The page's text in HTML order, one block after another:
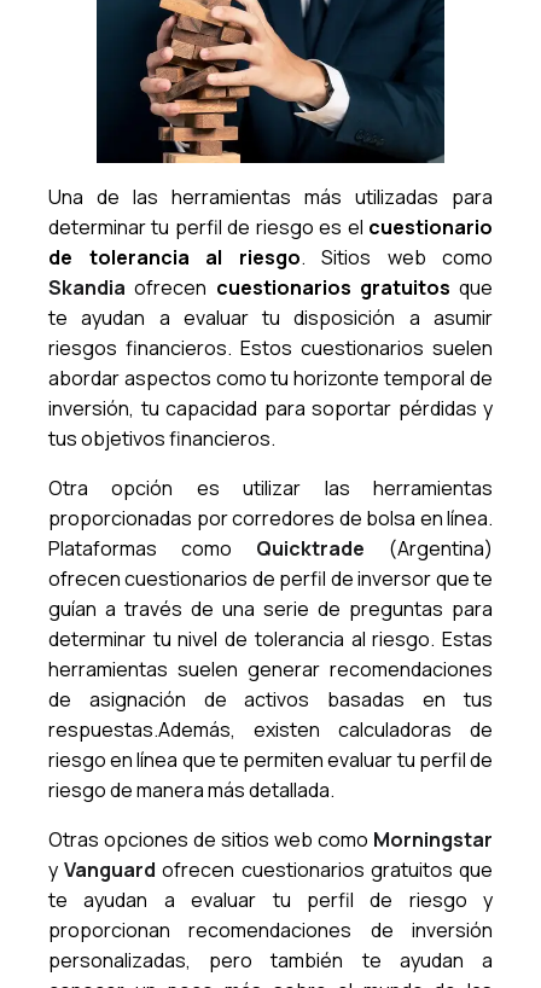
Una de las herramientas más utilizadas para
determinar tu perfil de riesgo es el cuestionario
de tolerancia al riesgo. Sitios web como
Skandia ofrecen cuestionarios gratuitos que
te ayudan a evaluar tu disposición a asumir
riesgos financieros. Estos cuestionarios suelen
abordar aspectos como tu horizonte temporal de
inversión, tu capacidad para soportar pérdidas y
tus objetivos financieros.
Otra opción es utilizar las herramientas
proporcionadas por corredores de bolsa en línea.
Plataformas como Quicktrade (Argentina)
ofrecen cuestionarios de perfil de inversor que te
guían a través de una serie de preguntas para
determinar tu nivel de tolerancia al riesgo. Estas
herramientas suelen generar recomendaciones
de asignación de activos basadas en tus
respuestas.Además, existen calculadoras de
riesgo en línea que te permiten evaluar tu perfil de
riesgo de manera más detallada.
Otras opciones de sitios web como Morningstar
yVanguard ofrecen cuestionarios gratuitos que
te ayudan a evaluar tu perfil de riesgo y
proporcionan recomendaciones de inversión
personalizadas, pero también te ayudan a